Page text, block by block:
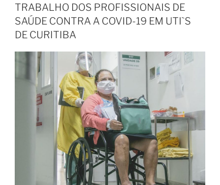
TRABALHO DOS PROFISSIONAIS DE
SAÚDE CONTRA A COVID-19 EM UTI`S
DE CURITIBA